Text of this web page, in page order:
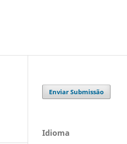
Enviar Submissão
Idioma